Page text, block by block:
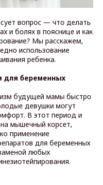
вопрос — что делать
и болях в пояснице и как
Мы расскажем,
использование
ребенка.
для беременных
будущей мамы быстро
девушки могут
В этот период и
на мышечный корсет,
применение
для беременных
любых